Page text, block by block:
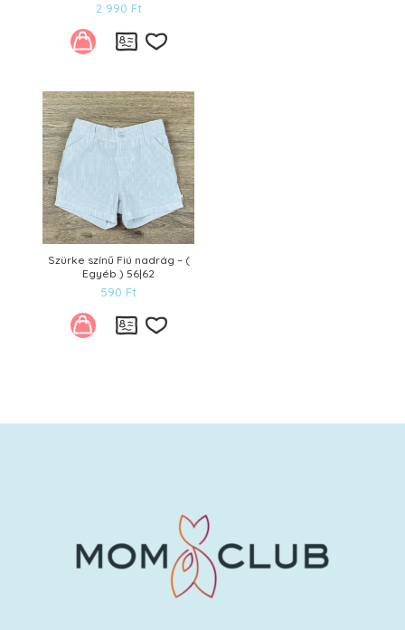
2 990 Ft
Kívánságlistára
Szürke színű Fiú nadrág – (
Egyéb ) 56|62
590 Ft